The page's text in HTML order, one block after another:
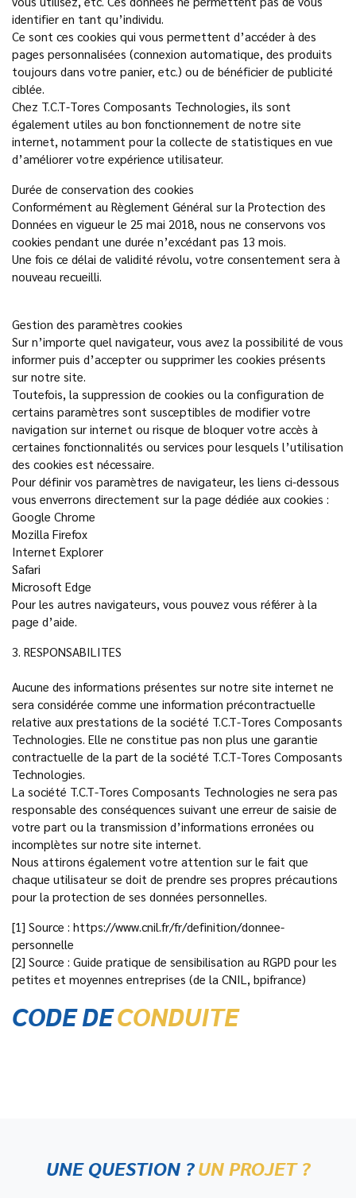
identifier en tant qu’individu.
Ce sont ces cookies qui vous permettent d’accéder à des
pages personnalisées (connexion automatique, des produits
toujours dans votre panier, etc.) ou de bénéficier de publicité
ciblée.
Chez T.C.T-Tores Composants Technologies, ils sont
également utiles au bon fonctionnement de notre site
internet, notamment pour la collecte de statistiques en vue
d’améliorer votre expérience utilisateur.
Durée de conservation des cookies
Conformément au Règlement Général sur la Protection des
Données en vigueur le 25 mai 2018, nous ne conservons vos
cookies pendant une durée n’excédant pas 13 mois.
Une fois ce délai de validité révolu, votre consentement sera à
nouveau recueilli.
Gestion des paramètres cookies
Sur n’importe quel navigateur, vous avez la possibilité de vous
informer puis d’accepter ou supprimer les cookies présents
sur notre site.
Toutefois, la suppression de cookies ou la configuration de
certains paramètres sont susceptibles de modifier votre
navigation sur internet ou risque de bloquer votre accès à
certaines fonctionnalités ou services pour lesquels l’utilisation
des cookies est nécessaire.
Pour définir vos paramètres de navigateur, les liens ci-dessous
vous enverrons directement sur la page dédiée aux cookies :
Google Chrome
Mozilla Firefox
Internet Explorer
Safari
Microsoft Edge
Pour les autres navigateurs, vous pouvez vous référer à la
page d’aide.
3. RESPONSABILITES
Aucune des informations présentes sur notre site internet ne
sera considérée comme une information précontractuelle
relative aux prestations de la société T.C.T-Tores Composants
Technologies. Elle ne constitue pas non plus une garantie
contractuelle de la part de la société T.C.T-Tores Composants
Technologies.
La société T.C.T-Tores Composants Technologies ne sera pas
responsable des conséquences suivant une erreur de saisie de
votre part ou la transmission d’informations erronées ou
incomplètes sur notre site internet.
Nous attirons également votre attention sur le fait que
chaque utilisateur se doit de prendre ses propres précautions
pour la protection de ses données personnelles.
[1] Source : https://www.cnil.fr/fr/definition/donnee-
personnelle
[2] Source : Guide pratique de sensibilisation au RGPD pour les
petites et moyennes entreprises (de la CNIL, bpifrance)
CODE DECONDUITE
UNE QUESTION ?UN PROJET ?